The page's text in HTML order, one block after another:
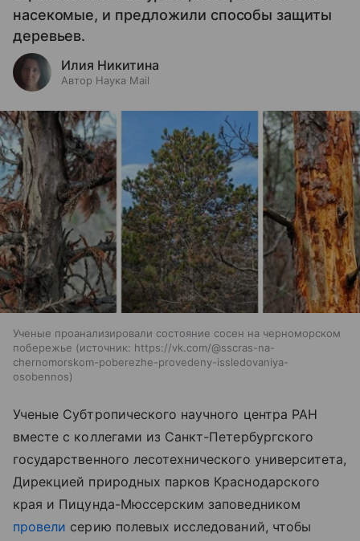
насекомые, и предложили способы защиты
деревьев.
Илия Никитина
Автор Наука Mail
Ученые проанализировали состояние сосен на черноморском
побережье
источник: https://vk.com/@sscras-na-
chernomorskom-poberezhe-provedeny-issledovaniya-
osobennos
Ученые Субтропического научного центра РАН
вместе с коллегами из Санкт-Петербургского
государственного лесотехнического университета,
Дирекцией природных парков Краснодарского
края и Пицунда-Мюссерским заповедником
провели серию полевых исследований, чтобы